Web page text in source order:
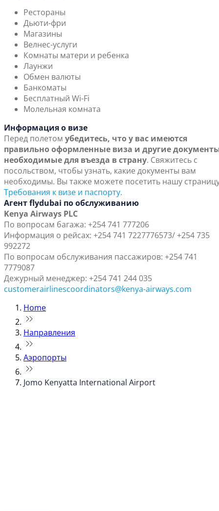
Рестораны
Дьюти-фри
Магазины
Велнес-услуги
Комнаты матери и ребенка
Лаунжи
Обмен валюты
Банкоматы
Бесплатный Wi-Fi
Молельная комната
Информация о визе
Перед полетом убедитесь, что у вас имеются
правильно оформленные виза и другие
необходимые для въезда в страну. Свяжитесь с
посольством, чтобы узнать, какие документы вам
необходимы. Вы также можете посетить нашу
Требования к визе и паспорту.
Агент flydubai по обслуживанию
Kenya Airways PLC
По вопросам багажа: +254 741 777206
Информация о рейсах: +254 741 7227776573/ +254 735
992272
По вопросам обслуживания пассажиров: +254 741
7779087
Дежурный менеджер: +254 741 244 035
customerairlinescoordinators@kenya-airways.com
Home
Направления
Аэропорты
Jomo Kenyatta International Airport